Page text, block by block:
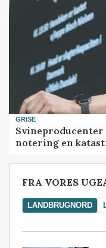
GRISE
Svineproducenter
notering en
FRA VORES
LANDBRUGNORD